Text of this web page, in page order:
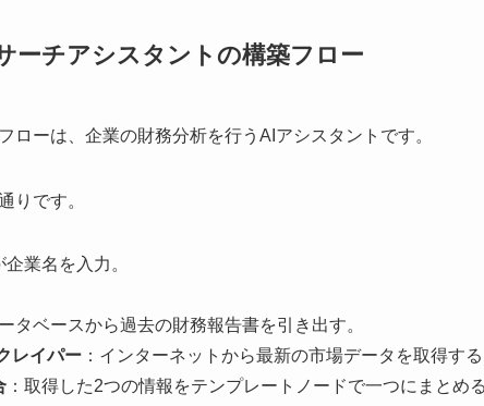
ーチアシスタントの構築フロー
ローは、企業の財務分析を行うAIアシスタントです。
りです。
業名を入力。
ータベースから過去の財務報告書を引き出す。
レイパー ：インターネットから最新の市場データを取得する
：取得した2つの情報をテンプレートノードで一つにまとめる